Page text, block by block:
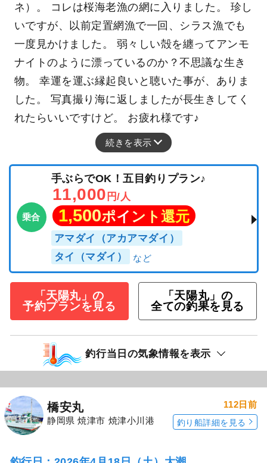
ネ）。 コレは桜海老漁の網に入りました。 珍し
いですが、以前定置網漁で一回、シラス漁でも
一度見かけました。 弱々しい殻を纏ってアンモ
ナイトのように漂っているのか？不思議な生き
物。 幸運を運ぶ縁起良いと聴いた事が、ありま
した。 写真撮り海に返しましたが長生きしてく
れたらいいですけど。 お疲れ様です♪
続きを表示
乗合
手ぶらでOK！五目釣りプラン♪
11,000 円/人
1,500ポイント還元
アマダイ（アカアマダイ）
タイ（マダイ）
「天陽丸」の
予約プランを見る
「天陽丸」の
全ての釣果を見る
釣行当日の気象情報を表示
橋安丸
静岡県 焼津市 焼津小川港
112日前
釣り船詳細を見る